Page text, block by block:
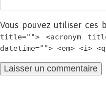
Vous pouvez utiliser ces
title=""> <acronym
datetime=""> <em> <i>